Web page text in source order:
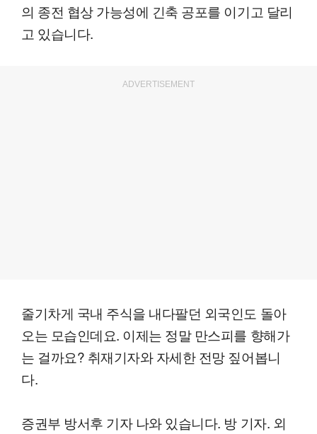
의 종전 협상 가능성에 긴축 공포를 이기고 달리
고 있습니다.
ADVERTISEMENT
줄기차게 국내 주식을 내다팔던 외국인도 돌아
오는 모습인데요. 이제는 정말 만스피를 향해가
는 걸까요? 취재기자와 자세한 전망 짚어봅니
다.
증권부 방서후 기자 나와 있습니다. 방 기자. 외